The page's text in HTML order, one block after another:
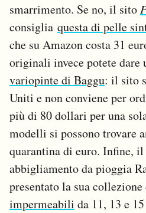
smarrimento. Se no, il sito
consiglia questa di pelle
che su Amazon costa 31
originali invece potete dare
variopinte di Baggu: il sito
Uniti e non conviene per
più di 80 dollari per una
modelli si possono trovare
quarantina di euro. Infine,
abbigliamento da pioggia
presentato la sua collezione
impermeabili da 11, 13 e